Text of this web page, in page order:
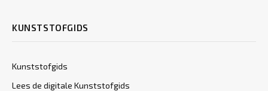
KUNSTSTOFGIDS
Kunststofgids
Lees de digitale Kunststofgids